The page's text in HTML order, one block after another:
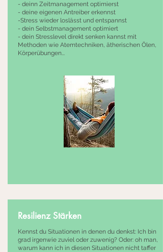
- deinn Zeitmanagement optimierst
- deine eigenen Antreiber erkennst
-Stress wieder loslässt und entspannst
- dein Selbstmanagement optimiert
- dein Stresslevel direkt senken kannst mit
Methoden wie Atemtechniken, ätherischen Ölen,
Körperübungen...
Resilienz Stärken
Kennst du Situationen in denen du denkst: Ich bin
grad irgenwie zuviel oder zuwenig? Oder: oh man,
warum kann ich in diesen Situationen nicht taffer